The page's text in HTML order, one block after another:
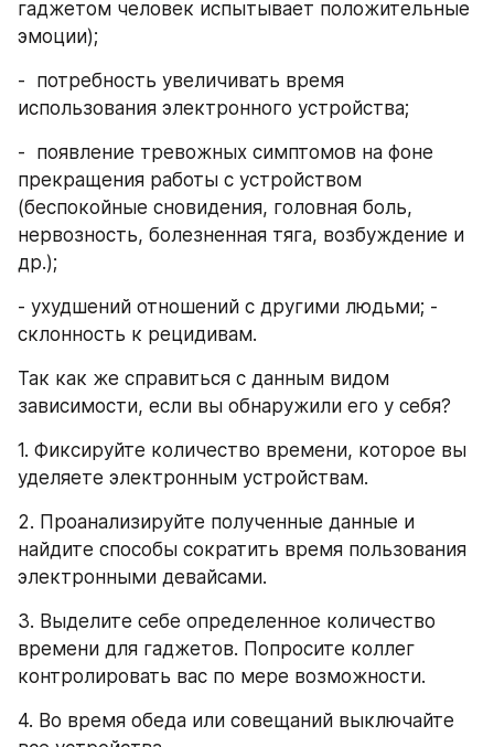
гаджетом человек испытывает положительные
эмоции);
-  потребность увеличивать время
использования электронного устройства;
-  появление тревожных симптомов на фоне
прекращения работы с устройством
(беспокойные сновидения, головная боль,
нервозность, болезненная тяга, возбуждение и
др.);
- ухудшений отношений с другими людьми; -
склонность к рецидивам.
Так как же справиться с данным видом
зависимости, если вы обнаружили его у себя?
1. Фиксируйте количество времени, которое вы
уделяете электронным устройствам.
2. Проанализируйте полученные данные и
найдите способы сократить время пользования
электронными девайсами.
3. Выделите себе определенное количество
времени для гаджетов. Попросите коллег
контролировать вас по мере возможности.
4. Во время обеда или совещаний выключайте